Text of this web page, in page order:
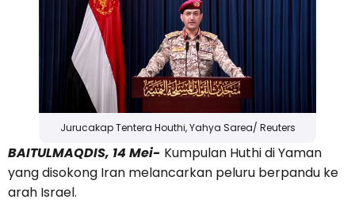
Jurucakap Tentera Houthi, Yahya Sarea/ Reuters
BAITULMAQDIS, 14 Mei- Kumpulan Huthi di Yaman
yang disokong Iran melancarkan peluru berpandu ke
arah Israel.